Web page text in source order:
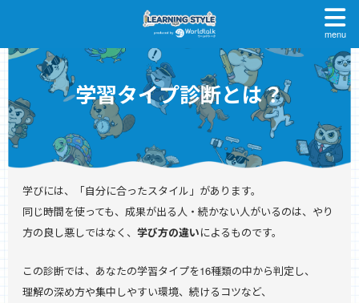
menu
学習タイプ診断とは？
学びには、「自分に合ったスタイル」があります。
同じ時間を使っても、成果が出る人・続かない人がいるのは、 やり
方の良し悪しではなく、 学び方の違いによるものです。
この診断では、あなたの学習タイプを16種類の中から判定し、
理解の深め方や集中しやすい環境、続けるコツなど、